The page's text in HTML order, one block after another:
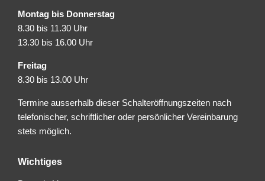
Montag bis Donnerstag
8.30 bis 11.30 Uhr
13.30 bis 16.00 Uhr
Freitag
8.30 bis 13.00 Uhr
Termine ausserhalb dieser Schalteröffnungszeiten nach
telefonischer, schriftlicher oder persönlicher Vereinbarung
stets möglich.
Wichtiges